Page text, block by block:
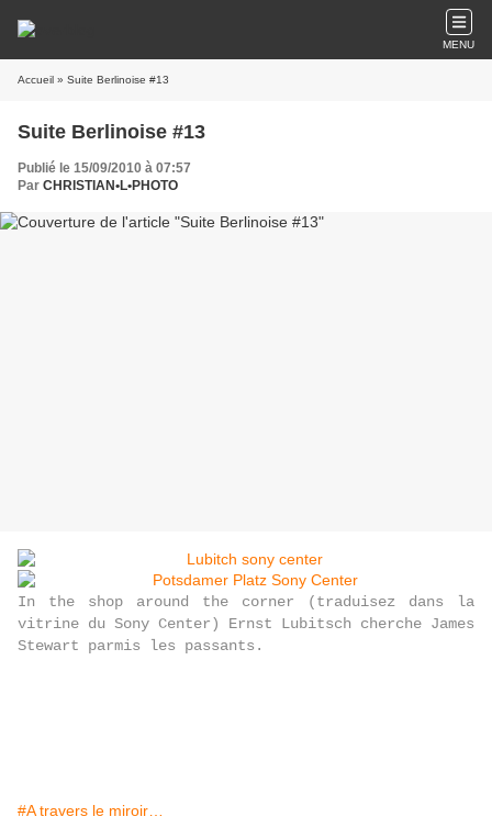
MENU
Accueil » Suite Berlinoise #13
Suite Berlinoise #13
Publié le 15/09/2010 à 07:57
Par CHRISTIAN•L•PHOTO
In the shop around the corner (traduisez dans la
vitrine du Sony Center) Ernst Lubitsch cherche James
Stewart parmis les passants.
#A travers le miroir…